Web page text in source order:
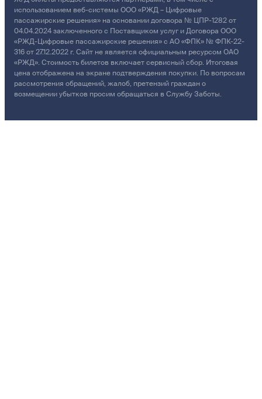
использованием веб-системы ООО «РЖД – Цифровые
пассажирские решения» на основании договора № ЦПР-1282 от
04.04.2024 заключенного с Поставщиком услуг и Договора ООО
«РЖД-Цифровые пассажирские решения» с АО «ФПК» № ФПК-22-
316 от 27.12.2022 г. Сайт не является официальным ресурсом ОАО
«РЖД». Стоимость билетов включает сервисный сбор. Итоговая
цена отображена на экране подтверждения покупки. По вопросам
рассмотрения обращений, жалоб, претензий граждан о
возмещении убытков просим обращаться в Службу Заботы.